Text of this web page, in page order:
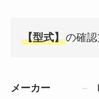
【型式】の確認
メーカー